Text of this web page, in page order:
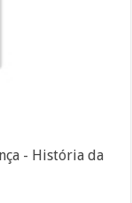
- História da